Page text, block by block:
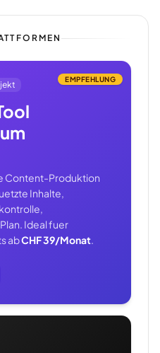
EMPFEHLUNG
Content-Produktion
Inhalte,
Ideal fuer
abCHF 39/Monat.